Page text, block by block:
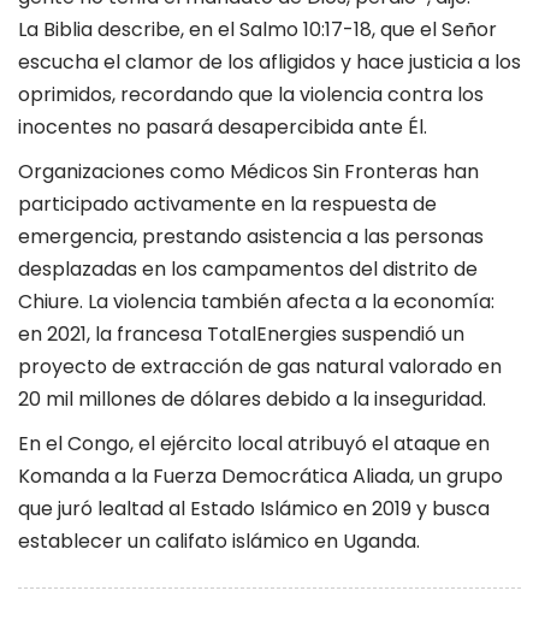
La Biblia describe, en el Salmo 10:17-18, que el Señor
escucha el clamor de los afligidos y hace justicia a los
oprimidos, recordando que la violencia contra los
inocentes no pasará desapercibida ante Él.
Organizaciones como Médicos Sin Fronteras han
participado activamente en la respuesta de
emergencia, prestando asistencia a las personas
desplazadas en los campamentos del distrito de
Chiure. La violencia también afecta a la economía:
en 2021, la francesa TotalEnergies suspendió un
proyecto de extracción de gas natural valorado en
20 mil millones de dólares debido a la inseguridad.
En el Congo, el ejército local atribuyó el ataque en
Komanda a la Fuerza Democrática Aliada, un grupo
que juró lealtad al Estado Islámico en 2019 y busca
establecer un califato islámico en Uganda.